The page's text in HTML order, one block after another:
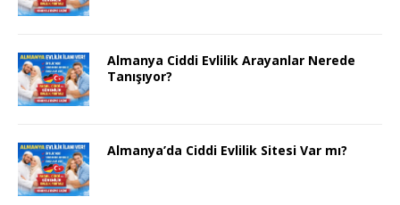
Almanya Ciddi Evlilik Arayanlar Nerede
Tanışıyor?
Almanya’da Ciddi Evlilik Sitesi Var mı?